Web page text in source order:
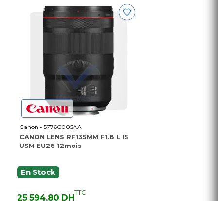
Canon - 5776C005AA
CANON LENS RF135MM F1.8 L IS
USM EU26 12mois
En Stock
25 594,80 DHTTC